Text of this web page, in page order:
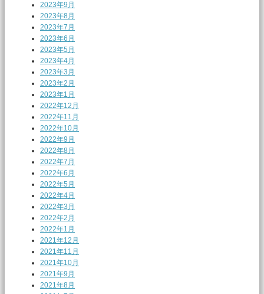
2023年9月
2023年8月
2023年7月
2023年6月
2023年5月
2023年4月
2023年3月
2023年2月
2023年1月
2022年12月
2022年11月
2022年10月
2022年9月
2022年8月
2022年7月
2022年6月
2022年5月
2022年4月
2022年3月
2022年2月
2022年1月
2021年12月
2021年11月
2021年10月
2021年9月
2021年8月